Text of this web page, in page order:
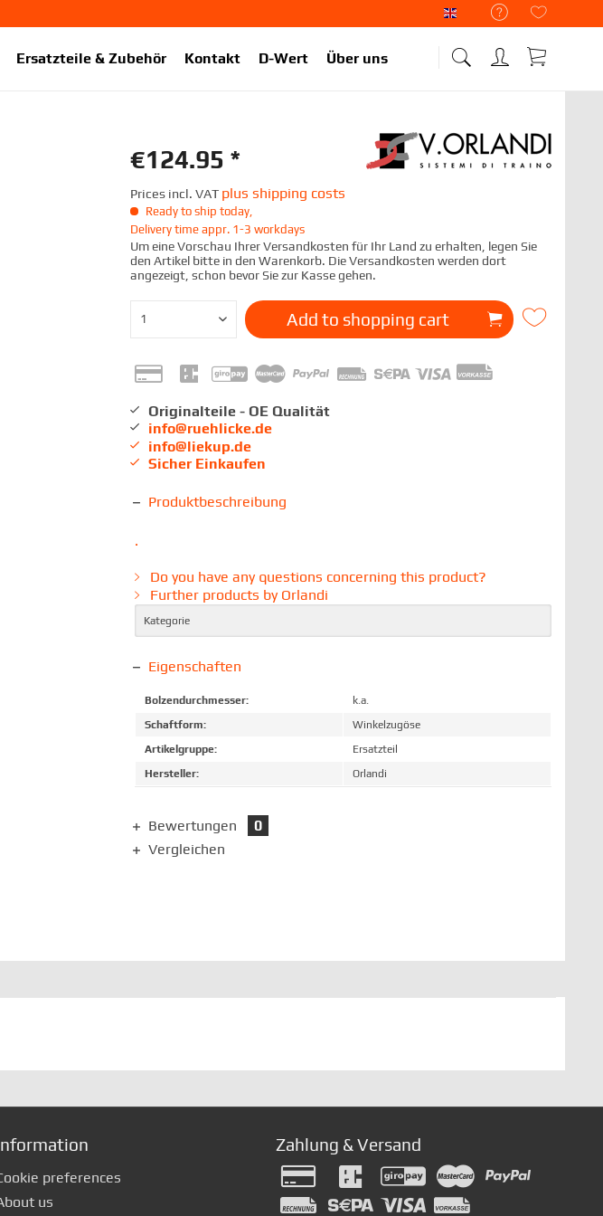
Liekup Englisch
Ersatzteile & Zubehör Kontakt D-Wert Über uns
€124.95 *
Prices incl. VAT plus shipping costs
Ready to ship today,
Delivery time appr. 1-3 workdays
Um eine Vorschau Ihrer Versandkosten für Ihr Land zu erhalten, legen Sie
den Artikel bitte in den Warenkorb. Die Versandkosten werden dort
angezeigt, schon bevor Sie zur Kasse gehen.
Add to shopping cart
Originalteile - OE Qualität
info@ruehlicke.de
info@liekup.de
Sicher Einkaufen
Produktbeschreibung
.
Do you have any questions concerning this product?
Further products by Orlandi
Kategorie
Eigenschaften
Bolzendurchmesser:
k.a.
Schaftform:
Winkelzugöse
Artikelgruppe:
Ersatzteil
Hersteller:
Orlandi
Bewertungen
0
Vergleichen
preferences
us
Zahlung & Versand